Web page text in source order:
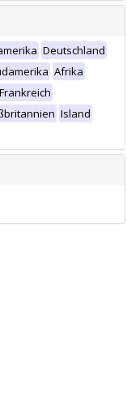
Deutschland
Afrika
Frankreich
Island